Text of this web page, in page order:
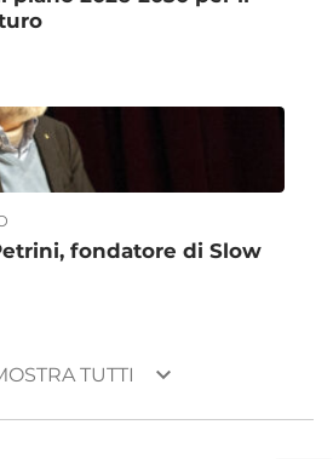
fondatore di Slow
TUTTI keyboard_arrow_down